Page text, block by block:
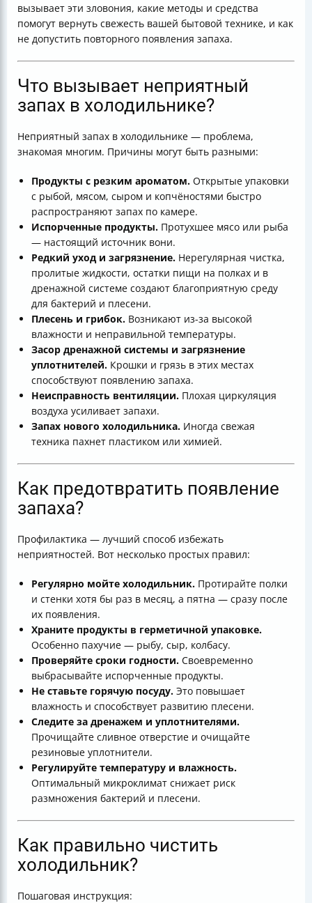
вызывает эти зловония, какие методы и средства
помогут вернуть свежесть вашей бытовой технике, и как
не допустить повторного появления запаха.
Что вызывает неприятный
запах в холодильнике?
Неприятный запах в холодильнике — проблема,
знакомая многим. Причины могут быть разными:
Продукты с резким ароматом. Открытые упаковки
с рыбой, мясом, сыром и копчёностями быстро
распространяют запах по камере.
Испорченные продукты. Протухшее мясо или рыба
— настоящий источник вони.
Редкий уход и загрязнение. Нерегулярная чистка,
пролитые жидкости, остатки пищи на полках и в
дренажной системе создают благоприятную среду
для бактерий и плесени.
Плесень и грибок. Возникают из-за высокой
влажности и неправильной температуры.
Засор дренажной системы и загрязнение
уплотнителей. Крошки и грязь в этих местах
способствуют появлению запаха.
Неисправность вентиляции. Плохая циркуляция
воздуха усиливает запахи.
Запах нового холодильника. Иногда свежая
техника пахнет пластиком или химией.
Как предотвратить появление
запаха?
Профилактика — лучший способ избежать
неприятностей. Вот несколько простых правил:
Регулярно мойте холодильник. Протирайте полки
и стенки хотя бы раз в месяц, а пятна — сразу после
их появления.
Храните продукты в герметичной упаковке.
Особенно пахучие — рыбу, сыр, колбасу.
Проверяйте сроки годности. Своевременно
выбрасывайте испорченные продукты.
Не ставьте горячую посуду. Это повышает
влажность и способствует развитию плесени.
Следите за дренажем и уплотнителями.
Прочищайте сливное отверстие и очищайте
резиновые уплотнители.
Регулируйте температуру и влажность.
Оптимальный микроклимат снижает риск
размножения бактерий и плесени.
Как правильно чистить
холодильник?
Пошаговая инструкция: